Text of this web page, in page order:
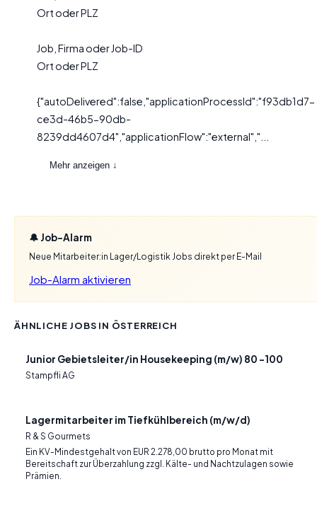
Ort oder PLZ
Job, Firma oder Job-ID
Ort oder PLZ
{"autoDelivered":false,"applicationProcessId":"f93db1d7-
ce3d-46b5-90db-
8239dd4607d4","applicationFlow":"external","...
Mehr anzeigen ↓
🔔 Job-Alarm
Neue Mitarbeiter:in Lager/Logistik Jobs direkt per E-Mail
Job-Alarm aktivieren
ÄHNLICHE JOBS IN ÖSTERREICH
Junior Gebietsleiter/in Housekeeping (m/w) 80 -100
Stampfli AG
Lagermitarbeiter im Tiefkühlbereich (m/w/d)
R & S Gourmets
Ein KV-Mindestgehalt von EUR 2.278,00 brutto pro Monat mit
Bereitschaft zur Überzahlung zzgl. Kälte- und Nachtzulagen sowie
Prämien.